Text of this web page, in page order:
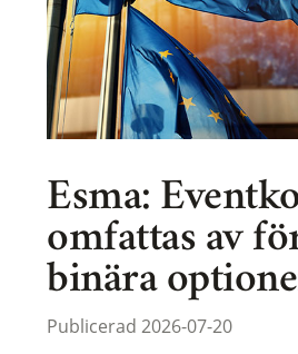
Esma:
omfattas av
binära
Publicerad 2026-07-20